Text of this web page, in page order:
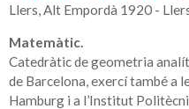
Llers, Alt Empordà 1920 -
Matemàtic.
Catedràtic de geometria
de Barcelona, exercí també a
Hamburg i a l’Institut